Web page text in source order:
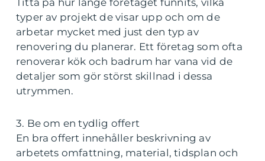
Titta på hur länge företaget funnits, vilka
typer av projekt de visar upp och om de
arbetar mycket med just den typ av
renovering du planerar. Ett företag som ofta
renoverar kök och badrum har vana vid de
detaljer som gör störst skillnad i dessa
utrymmen.
3. Be om en tydlig offert
En bra offert innehåller beskrivning av
arbetets omfattning, material, tidsplan och